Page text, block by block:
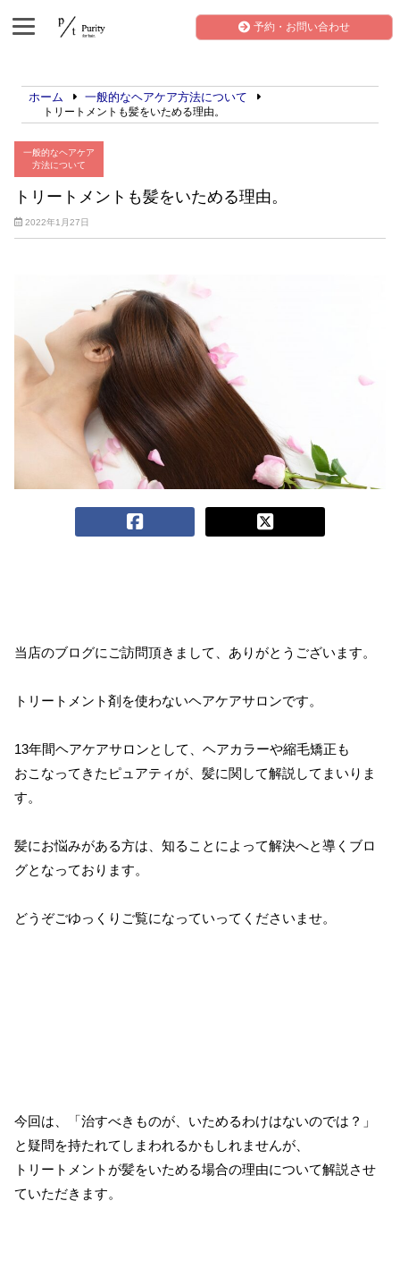
予約・お問い合わせ
ホーム 一般的なヘアケア方法について
トリートメントも髪をいためる理由。
一般的なヘアケア
方法について
トリートメントも髪をいためる理由。
2022年1月27日
当店のブログにご訪問頂きまして、ありがとうございます。
トリートメント剤を使わないヘアケアサロンです。
13年間ヘアケアサロンとして、ヘアカラーや縮毛矯正も
おこなってきたピュアティが、髪に関して解説してまいりま
す。
髪にお悩みがある方は、知ることによって解決へと導くブロ
グとなっております。
どうぞごゆっくりご覧になっていってくださいませ。
今回は、「治すべきものが、いためるわけはないのでは？」
と疑問を持たれてしまわれるかもしれませんが、
トリートメントが髪をいためる場合の理由について解説させ
ていただきます。